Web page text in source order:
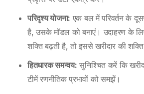
परिदृश्य योजना: एक बल में परिवर्तन के
है, उसके मॉडल को बनाएं। उदाहरण के
शक्ति बढ़ती है, तो इससे खरीदार की
हितधारक समन्वय: सुनिश्चित करें कि
टीमें रणनीतिक प्रभावों को समझें।